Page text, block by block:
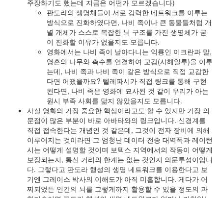
주장하기도 했는데 지금은 어떤가 모르겠습니다)
판도라의 생명체들이 서로 강력한 네트워크를 이루는
방식으로 진화하였다면, 나비 족이나 큰 동물들처럼 개
별 개체가 스스로 복잡한 뇌 구조를 가진 생명체가 굳
이 진화할 이유가 없을지도 모릅니다.
영화에서는 나비 족이 날아다니는 익룡인 이크란과 말,
영혼의 나무와 촉수를 연결하여 교감(샤헤일루)을 이루
는데, 나비 족과 나비 족이 같은 방식으로 직접 교감한
다면 어땠을까요? 텔레파시가 직접 링크를 통해 구현
된다면, 나비 족은 영화에 묘사된 것 같이 우리가 아는
원시 부족 사회를 닮지 않았을지도 모릅니다.
사실 영화의 가장 중요한 핵심이라고도 할 수 있지만 가장 의
문점이 많은 부분이 바로 아바타와의 링크입니다. 신경계를
직접 접속한다는 개념인 것 같은데, 그것이 전자 장비에 의해
이루어지는 것이라면 그 엄청난 데이터 전송 대역폭과 레이턴
시는 어떻게 설명할 것이며 보텍스 지역에서의 작동이 어떻게
보장되는지, 통신 거리의 한계는 없는 것인지 의문투성이입니
다. 그렇다고 판도라 행성의 생명 네트워크를 이용한다고 보
기엔 그레이스 박사의 이해도가 아직 미흡합니다. 게다가 어
찌되었든 인간의 뇌를 그렇게까지 활용할 수 있을 정도의 과